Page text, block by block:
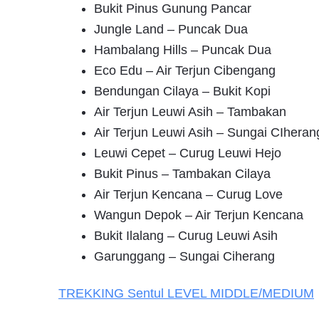
Bukit Pinus Gunung Pancar
Jungle Land – Puncak Dua
Hambalang Hills – Puncak Dua
Eco Edu – Air Terjun Cibengang
Bendungan Cilaya – Bukit Kopi
Air Terjun Leuwi Asih – Tambakan
Air Terjun Leuwi Asih – Sungai
Leuwi Cepet – Curug Leuwi Hejo
Bukit Pinus – Tambakan Cilaya
Air Terjun Kencana – Curug Love
Wangun Depok – Air Terjun Kencana
Bukit Ilalang – Curug Leuwi Asih
Garunggang – Sungai Ciherang
TREKKING Sentul LEVEL MIDDLE/MEDIUM